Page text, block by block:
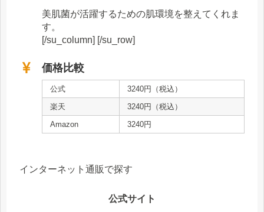
美肌菌が活躍するための肌環境を整えてくれま
す。
[/su_column] [/su_row]
価格比較
公式
3240円（税込）
楽天
3240円（税込）
Amazon
3240円
インターネット通販で探す
公式サイト